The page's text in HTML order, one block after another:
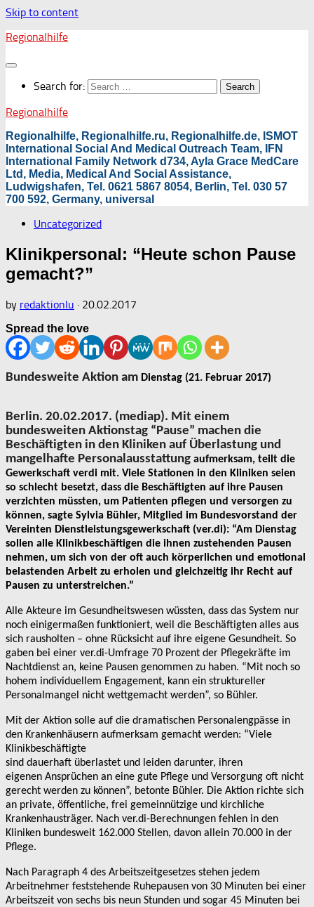
Skip to content
Regionalhilfe
Search for:
Regionalhilfe
Regionalhilfe, Regionalhilfe.ru, Regionalhilfe.de, ISMOT
International Social And Medical Outreach Team, IFN
International Family Network d734, Ayla Grace MedCare
Ltd, Media, Medical And Social Assistance,
Ludwigshafen, Tel. 0621 5867 8054, Berlin, Tel. 030 57
700 592, Germany, universal
Uncategorized
Klinikpersonal: “Heute schon Pause
gemacht?”
by redaktionlu · 20.02.2017
Spread the love
Bundesweite Aktion am Dienstag (21. Februar 2017)
Berlin. 20.02.2017. (mediap). Mit einem
bundesweiten Aktionstag “Pause” machen die
Beschäftigten in den Kliniken auf Überlastung und
mangelhafte Personalausstattung aufmerksam, teilt die
Gewerkschaft verdi mit. Viele Stationen in den Kliniken seien
so schlecht besetzt, dass die Beschäftigten auf ihre Pausen
verzichten müssten, um Patienten pflegen und versorgen zu
können, sagte Sylvia Bühler, Mitglied im Bundesvorstand der
Vereinten Dienstleistungsgewerkschaft (ver.di): “Am Dienstag
sollen alle Klinikbeschäftigen die ihnen zustehenden Pausen
nehmen, um sich von der oft auch körperlichen und emotional
belastenden Arbeit zu erholen und gleichzeitig ihr Recht auf
Pausen zu unterstreichen.”
Alle Akteure im Gesundheitswesen wüssten, dass das System nur
noch einigermaßen funktioniert, weil die Beschäftigten alles aus
sich rausholten – ohne Rücksicht auf ihre eigene Gesundheit. So
gaben bei einer ver.di-Umfrage 70 Prozent der Pflegekräfte im
Nachtdienst an, keine Pausen genommen zu haben. “Mit noch so
hohem individuellem Engagement, kann ein struktureller
Personalmangel nicht wettgemacht werden”, so Bühler.
Mit der Aktion solle auf die dramatischen Personalengpässe in
den Krankenhäusern aufmerksam gemacht werden: “Viele
Klinikbeschäftigte
sind dauerhaft überlastet und leiden darunter, ihren
eigenen Ansprüchen an eine gute Pflege und Versorgung oft nicht
gerecht werden zu können”, betonte Bühler. Die Aktion richte sich
an private, öffentliche, frei gemeinnützige und kirchliche
Krankenhausträger. Nach ver.di-Berechnungen fehlen in den
Kliniken bundesweit 162.000 Stellen, davon allein 70.000 in der
Pflege.
Nach Paragraph 4 des Arbeitszeitgesetzes stehen jedem
Arbeitnehmer feststehende Ruhepausen von 30 Minuten bei einer
Arbeitszeit von sechs bis neun Stunden und sogar 45 Minuten bei